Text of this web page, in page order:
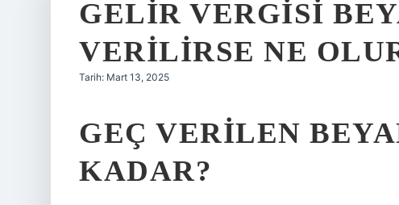
GELIR VERGISI
VERILIRSE NE
Tarih: Mart 13, 2025
GEÇ VERILEN
KADAR?